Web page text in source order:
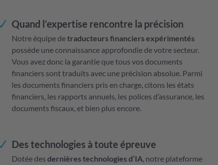
Quand l’expertise rencontre la précision
Notre équipe detraducteurs financiers expérimentés
possède une connaissance approfondie de votre secteur.
Vous avez donc la garantie que tous vos documents
financiers sont traduits avec une précision absolue. Parmi
les documents financiers pris en charge, citons les états
financiers, les rapports annuels, les polices d’assurance, les
documents fiscaux, et bien plus encore.
Des technologies à toute épreuve
Dotée des dernières technologies d’IA, notre plateforme